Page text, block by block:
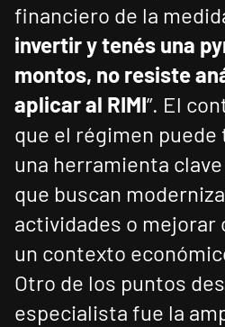
financiero de la
invertir y tenés una
montos, no resiste
aplicar al RIMI”. El
que el régimen
una herramienta
que buscan
actividades o
un contexto
Otro de los puntos
especialista fue la